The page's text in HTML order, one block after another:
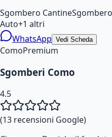
Sgombero Cantine
Auto+1 altri
WhatsApp Vedi Scheda
ComoPremium
Sgomberi Como
4.5
(13 recensioni Google)